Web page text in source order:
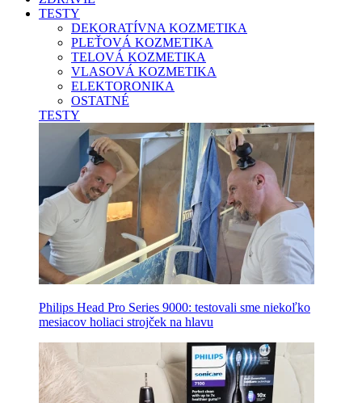
TESTY
DEKORATÍVNA KOZMETIKA
PLEŤOVÁ KOZMETIKA
TELOVÁ KOZMETIKA
VLASOVÁ KOZMETIKA
ELEKTORONIKA
OSTATNÉ
TESTY
Philips Head Pro Series 9000: testovali sme niekoľko
mesiacov holiaci strojček na hlavu